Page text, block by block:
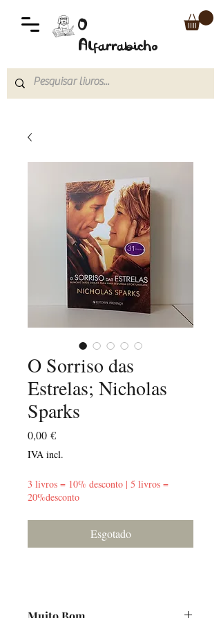
O
Alfarrabicho
O Sorriso das
Estrelas; Nicholas
Sparks
0,00 €Preço
IVA incl.
3 livros = 10% desconto | 5 livros =
20%desconto
Esgotado